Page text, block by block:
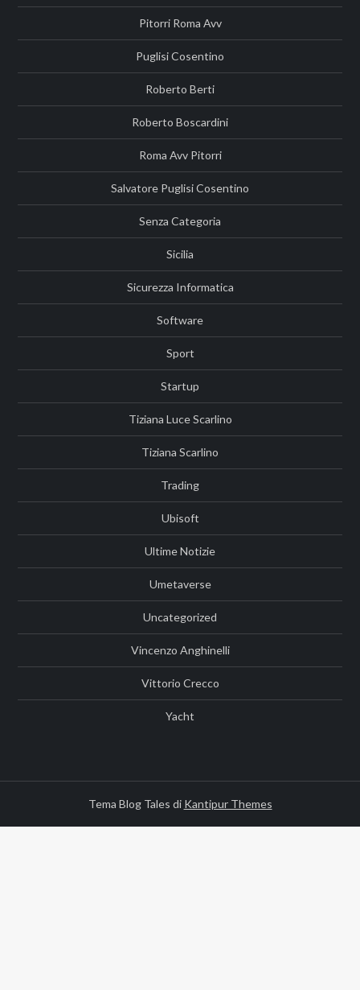
Pitorri Roma Avv
Puglisi Cosentino
Roberto Berti
Roberto Boscardini
Roma Avv Pitorri
Salvatore Puglisi Cosentino
Senza Categoria
Sicilia
Sicurezza Informatica
Software
Sport
Startup
Tiziana Luce Scarlino
Tiziana Scarlino
Trading
Ubisoft
Ultime Notizie
Umetaverse
Uncategorized
Vincenzo Anghinelli
Vittorio Crecco
Yacht
Tema Blog Tales di Kantipur Themes